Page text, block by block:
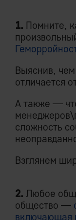
1. Помните,
Выяснив,
отличается
А также —
сложность
Взглянем
2. Любое
общество —
включающая